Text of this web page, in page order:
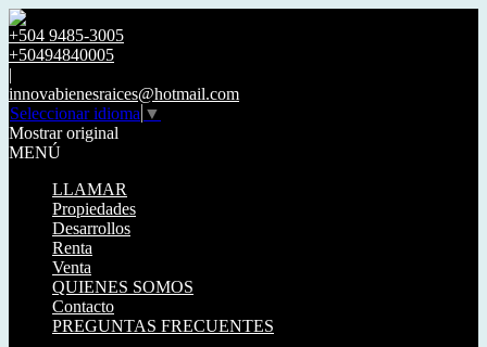
+504 9485-3005
+50494840005
|
innovabienesraices@hotmail.com
Seleccionar idioma ▼
Mostrar original
MENÚ
LLAMAR
Propiedades
Desarrollos
Renta
Venta
QUIENES SOMOS
Contacto
PREGUNTAS FRECUENTES